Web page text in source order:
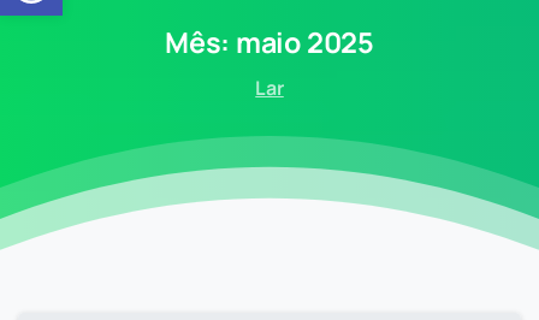
Mês: maio2025
Lar